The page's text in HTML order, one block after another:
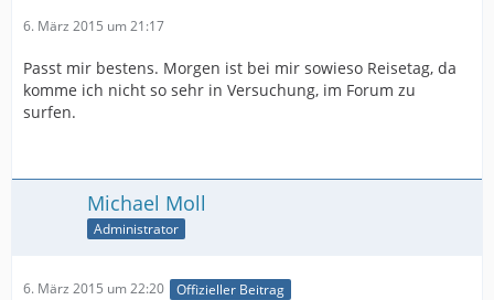
6. März 2015 um 21:17
Passt mir bestens. Morgen ist bei mir sowieso Reisetag, da
komme ich nicht so sehr in Versuchung, im Forum zu
surfen.
Michael Moll
Administrator
6. März 2015 um 22:20 Offizieller Beitrag